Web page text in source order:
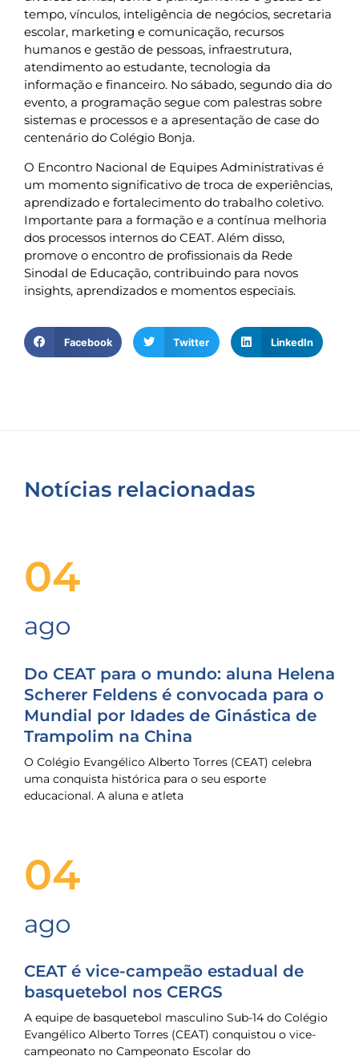
tempo, vínculos, inteligência de negócios, secretaria
escolar, marketing e comunicação, recursos
humanos e gestão de pessoas, infraestrutura,
atendimento ao estudante, tecnologia da
informação e financeiro. No sábado, segundo dia do
evento, a programação segue com palestras sobre
sistemas e processos e a apresentação de case do
centenário do Colégio Bonja.
O Encontro Nacional de Equipes Administrativas é
um momento significativo de troca de experiências,
aprendizado e fortalecimento do trabalho coletivo.
Importante para a formação e a contínua melhoria
dos processos internos do CEAT. Além disso,
promove o encontro de profissionais da Rede
Sinodal de Educação, contribuindo para novos
insights, aprendizados e momentos especiais.
Facebook Twitter LinkedIn
Notícias relacionadas
04
ago
Do CEAT para o mundo: aluna Helena
Scherer Feldens é convocada para o
Mundial por Idades de Ginástica de
Trampolim na China
O Colégio Evangélico Alberto Torres (CEAT) celebra
uma conquista histórica para o seu esporte
educacional. A aluna e atleta
04
ago
CEAT é vice-campeão estadual de
basquetebol nos CERGS
A equipe de basquetebol masculino Sub-14 do Colégio
Evangélico Alberto Torres (CEAT) conquistou o vice-
campeonato no Campeonato Escolar do